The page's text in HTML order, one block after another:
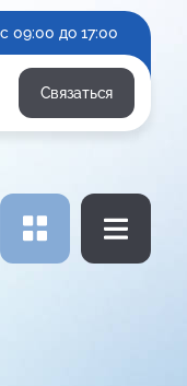
09:00 до 17:00
Связаться